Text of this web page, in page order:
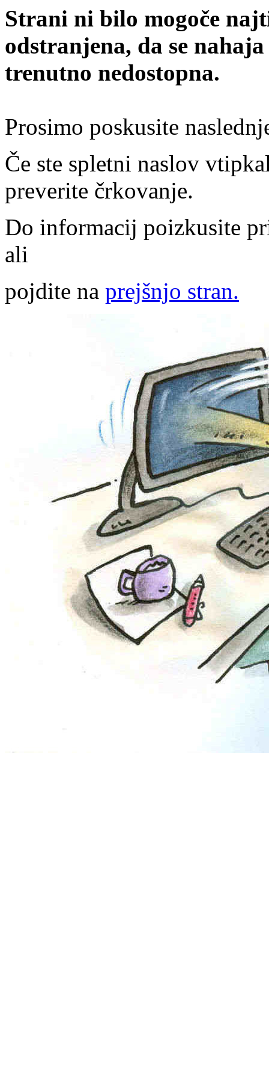
Strani ni bilo mogoče
odstranjena, da se
trenutno nedostopna.
Prosimo poskusite
Če ste spletni naslov
preverite črkovanje.
Do informacij poizkusite
ali
pojdite na prejšnjo stran.